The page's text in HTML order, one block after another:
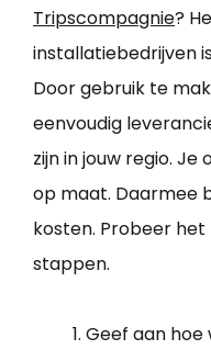
Tripscompagnie?
installatiebedrijven
Door gebruik te
eenvoudig
zijn in jouw regio.
op maat. Daarmee
kosten. Probeer
stappen.
Geef aan hoe